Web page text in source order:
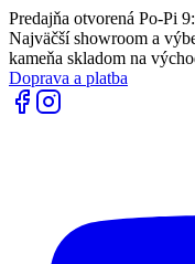
Predajňa otvorená Po-Pi
Najväčší showroom a
kameňa skladom na
Doprava a platba